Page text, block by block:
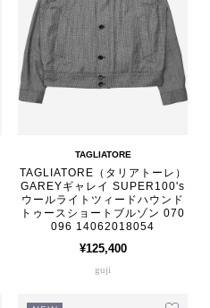
TAGLIATORE
TAGLIATORE（タリアトーレ）
GAREYギャレイ SUPER100's
ウールライトツィードハウンド
トゥースショートブルゾン 070
096 14062018054
¥125,400
guji